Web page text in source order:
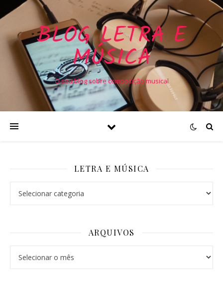
BLOG LETRA E
MÚSICA
O seu blog sobre composição musical
LETRA E MÚSICA
ARQUIVOS